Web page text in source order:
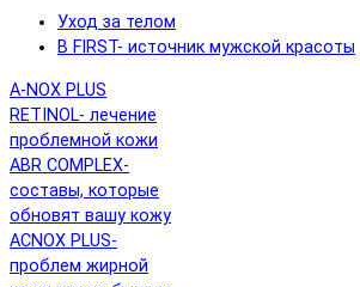
Уход за телом
B FIRST- источник мужской красоты
A-NOX PLUS
RETINOL- лечение
проблемной кожи
ABR COMPLEX-
составы, которые
обновят вашу кожу
ACNOX PLUS-
проблем жирной